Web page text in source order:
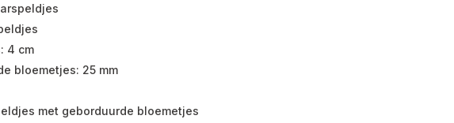
4 cm
bloemetjes: 25 mm
met geborduurde bloemetjes